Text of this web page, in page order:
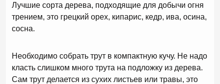
Лучшие сорта дерева, подходящие для добычи огня
трением, это грецкий орех, кипарис, кедр, ива, осина,
сосна.
Необходимо собрать трут в компактную кучу. Не надо
класть слишком много трута на подложку из дерева.
Сам трут делается из сухих листьев или травы, это